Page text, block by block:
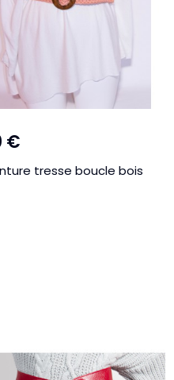
€
tresse boucle bois